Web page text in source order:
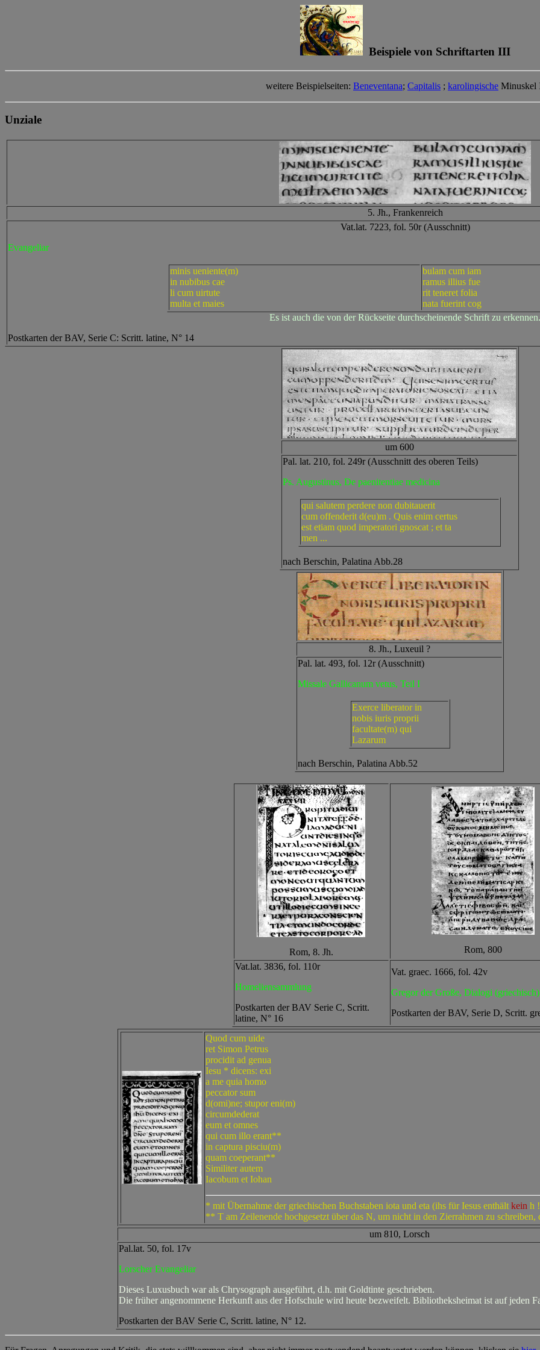
Beispiele von Schriftarten III
weitere Beispielseiten: Beneventana; Capitalis ; karolingische Minuskel
Unziale
5. Jh., Frankenreich
Vat.lat. 7223, fol. 50r (Ausschnitt)
Evangeliar
minis ueniente(m)
in nubibus cae
li cum uirtute
multa et maies
bulam cum iam
ramus illius fue
rit teneret folia
nata fuerint cog
Es ist auch die von der Rückseite durchscheinende Schrift zu erkennen.
Postkarten der BAV, Serie C: Scritt. latine, N° 14
um 600
Pal. lat. 210, fol. 249r (Ausschnitt des oberen Teils)
Ps. Augustinus, De paenitentiae medicina
qui salutem perdere non dubitauerit
cum offenderit d(eu)m . Quis enim certus
est etiam quod imperatori gnoscat ; et ta
men ...
nach Berschin, Palatina Abb.28
8. Jh., Luxeuil ?
Pal. lat. 493, fol. 12r (Ausschnitt)
Missale Gallicanum vetus, Teil I
Exerce liberator in
nobis iuris proprii
facultate(m) qui
Lazarum
nach Berschin, Palatina Abb.52
Rom, 8. Jh.
Rom, 800
Vat.lat. 3836, fol. 110r
Homeliensammlung
Postkarten der BAV Serie C, Scritt.
latine, N° 16
Vat. graec. 1666, fol. 42v
Gregor der Große, Dialogi (griechisch)
Postkarten der BAV, Serie D, Scritt.
Quod cum uide
ret Simon Petrus
procidit ad genua
Iesu * dicens: exi
a me quia homo
peccator sum
d(omi)ne; stupor eni(m)
circumdederat
eum et omnes
qui cum illo erant**
in captura pisciu(m)
quam coeperant**
Similiter autem
Iacobum et Iohan
* mit Übernahme der griechischen Buchstaben iota und eta (ihs für Iesus enthält kein h
** T am Zeilenende hochgesetzt über das N, um nicht in den Zierrahmen zu schreiben,
um 810, Lorsch
Pal.lat. 50, fol. 17v
Lorscher Evangeliar
Dieses Luxusbuch war als Chrysograph ausgeführt, d.h. mit Goldtinte geschrieben.
Die früher angenommene Herkunft aus der Hofschule wird heute bezweifelt. Bibliotheksheimat ist auf jeden
Postkarten der BAV Serie C, Scritt. latine, N° 12.